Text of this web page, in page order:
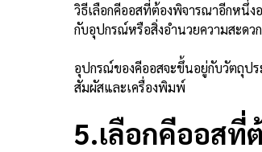
วิธีเลือกคีออสที่ต้องพิจารณาอีกหนึ่ง
กับอุปกรณ์หรือสิ่งอำนวยความสะดว
อุปกรณ์ของคีออสจะขึ้นอยู่กับวัตถุปร
สัมผัสและเครื่องพิมพ์
5.เลือกคีออสที่